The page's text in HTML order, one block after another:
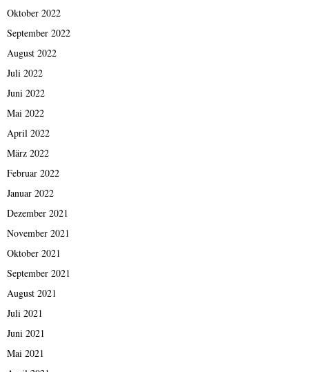
Oktober 2022
September 2022
August 2022
Juli 2022
Juni 2022
Mai 2022
April 2022
März 2022
Februar 2022
Januar 2022
Dezember 2021
November 2021
Oktober 2021
September 2021
August 2021
Juli 2021
Juni 2021
Mai 2021